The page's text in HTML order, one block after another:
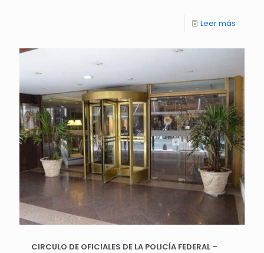
Leer más
CIRCULO DE OFICIALES DE LA POLICÍA FEDERAL –